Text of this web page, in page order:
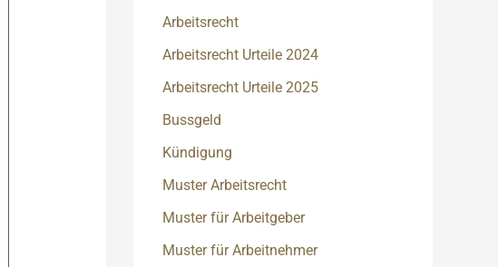
Arbeitsrecht
Arbeitsrecht Urteile 2024
Arbeitsrecht Urteile 2025
Bussgeld
Kündigung
Muster Arbeitsrecht
Muster für Arbeitgeber
Muster für Arbeitnehmer